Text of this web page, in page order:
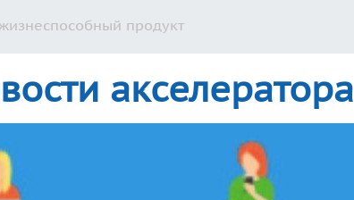
продукт
акселератора